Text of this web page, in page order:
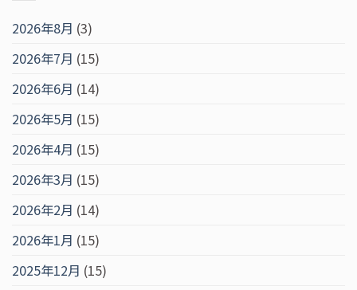
2026年8月 (3)
2026年7月 (15)
2026年6月 (14)
2026年5月 (15)
2026年4月 (15)
2026年3月 (15)
2026年2月 (14)
2026年1月 (15)
2025年12月 (15)